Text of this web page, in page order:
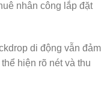
nhân công lắp đặt
di động vẫn đảm
hiện rõ nét và thu